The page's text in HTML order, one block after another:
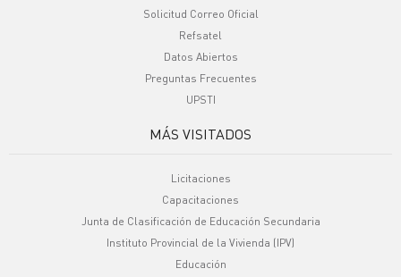
Solicitud Correo Oficial
Refsatel
Datos Abiertos
Preguntas Frecuentes
UPSTI
MÁS VISITADOS
Licitaciones
Capacitaciones
Junta de Clasificación de Educación Secundaria
Instituto Provincial de la Vivienda (IPV)
Educación